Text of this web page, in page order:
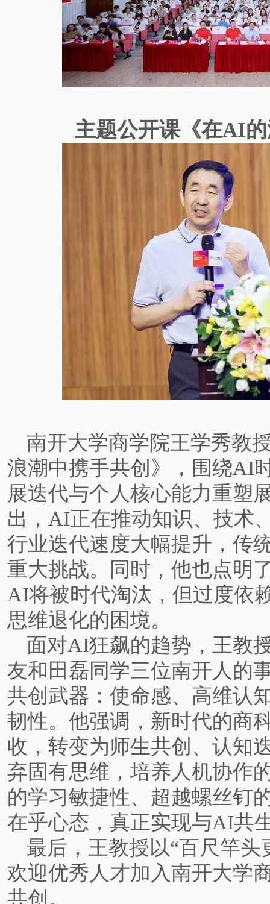
主题公开课《在AI
南开大学商学院王学秀教
浪潮中携手共创》，围绕AI
展迭代与个人核心能力重塑
出，AI正在推动知识、技术
行业迭代速度大幅提升，传
重大挑战。同时，他也点明
AI将被时代淘汰，但过度依
思维退化的困境。
面对AI狂飙的趋势，王教
友和田磊同学三位南开人的
共创武器：使命感、高维认
韧性。他强调，新时代的商
收，转变为师生共创、认知
弃固有思维，培养人机协作
的学习敏捷性、超越螺丝钉
在乎心态，真正实现与AI共
最后，王教授以“百尺竿
欢迎优秀人才加入南开大学
共创。